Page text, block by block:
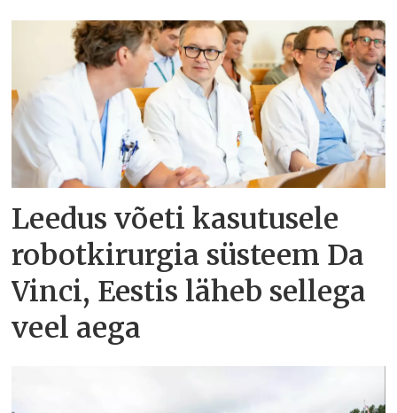
Leedus võeti kasutusele
robotkirurgia süsteem Da
Vinci, Eestis läheb sellega
veel aega